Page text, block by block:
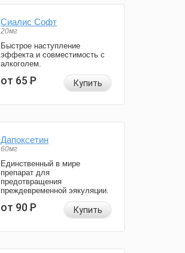
Сиалис Софт
20мг
Быстрое наступление
эффекта и совместимость с
алкоголем.
от 65Р Купить
Дапоксетин
60мг
Единственный в мире
препарат для
предотвращения
преждевременной эякуляции.
от 90Р Купить